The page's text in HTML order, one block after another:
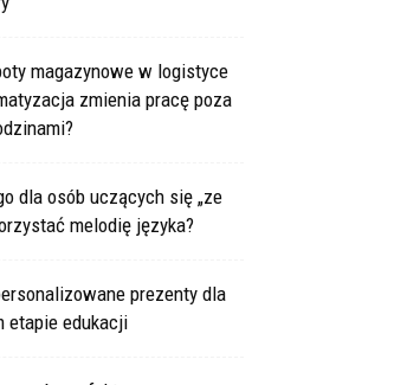
magazynowe w logistyce
zmienia pracę poza
dla osób uczących się „ze
melodię języka?
prezenty dla
etapie edukacji